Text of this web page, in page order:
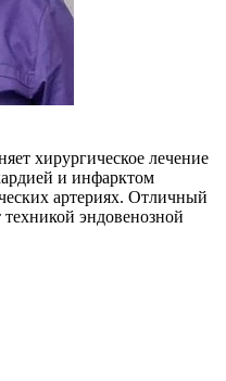
хирургическое лечение
и инфарктом
артериях. Отличный
техникой эндовенозной